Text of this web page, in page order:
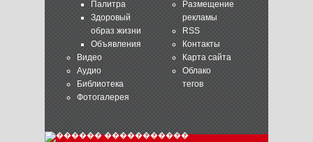
Палитра
Здоровый
образ жизни
Объявления
Видео
Аудио
Библиотека
Фотогалерея
Размещение
рекламы
RSS
Контакты
Карта сайта
Облако
тегов